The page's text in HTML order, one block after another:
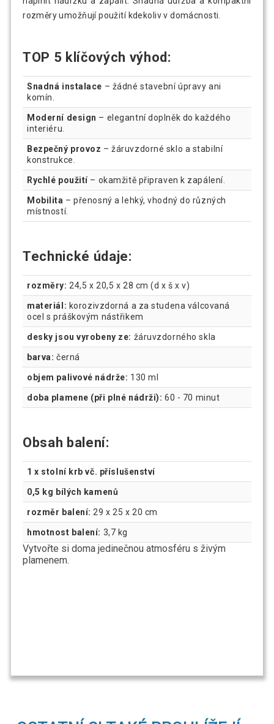
rozměry umožňují použití kdekoliv v domácnosti.
TOP 5 klíčových výhod:
Snadná instalace – žádné stavební úpravy ani
komín.
Moderní design – elegantní doplněk do každého
interiéru.
Bezpečný provoz – žáruvzdorné sklo a stabilní
konstrukce.
Rychlé použití– okamžitě připraven k zapálení.
Mobilita – přenosný a lehký, vhodný do různých
místností.
Technické údaje:
rozměry: 24,5 x 20,5 x 28 cm (d x š x v)
materiál: korozivzdorná a za studena válcovaná
ocel s práškovým nástřikem
desky jsou vyrobeny ze: žáruvzdorného skla
barva: černá
objem palivové nádrže: 130 ml
doba plamene (při plné nádrži): 60 - 70 minut
Obsah balení:
1 x stolní krb vč. příslušenství
0,5 kg bílých kamenů
rozměr balení: 29 x 25 x 20 cm
hmotnost balení: 3,7 kg
Vytvořte si doma jedinečnou atmosféru s živým
plamenem.